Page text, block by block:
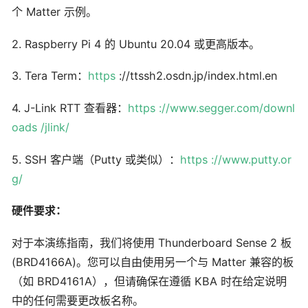
个 Matter 示例。
2. Raspberry Pi 4 的 Ubuntu 20.04 或更高版本。
3. Tera Term： https ://ttssh2.osdn.jp/index.html.en
4. J-Link RTT 查看器： https ://www.segger.com/downl
oads /jlink/
5. SSH 客户端（Putty 或类似）： https ://www.putty.or
g/
硬件要求：
对于本演练指南，我们将使用 Thunderboard Sense 2 板
(BRD4166A)。您可以自由使用另一个与 Matter 兼容的板
（如 BRD4161A），但请确保在遵循 KBA 时在给定说明
中的任何需要更改板名称。